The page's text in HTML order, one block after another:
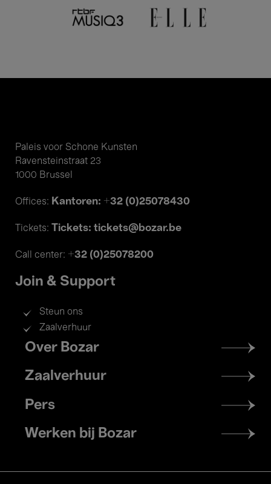
Paleis voor Schone Kunsten
Ravensteinstraat 23
1000 Brussel
Offices: Kantoren: +32 (0)25078430
Tickets: Tickets: tickets@bozar.be
Call center: +32 (0)25078200
Join & Support
Steun ons
Zaalverhuur
Footer
menu
Over Bozar
Zaalverhuur
Pers
Werken bij Bozar